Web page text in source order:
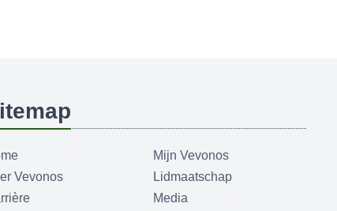
Vevonos
Mijn Vevonos
Lidmaatschap
Media